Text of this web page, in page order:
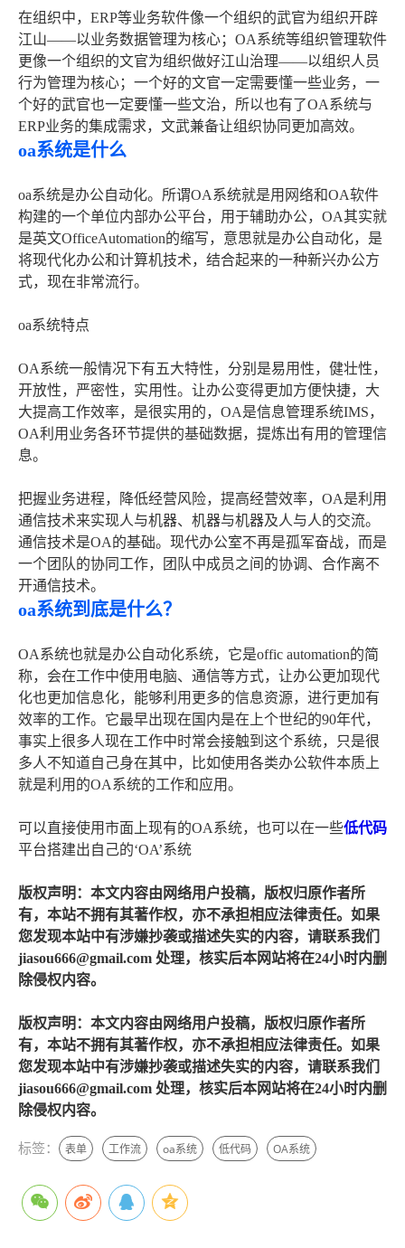
在组织中，ERP等业务软件像一个组织的武官为组织开辟
江山——以业务数据管理为核心；OA系统等组织管理软件
更像一个组织的文官为组织做好江山治理——以组织人员
行为管理为核心；一个好的文官一定需要懂一些业务，一
个好的武官也一定要懂一些文治，所以也有了OA系统与
ERP业务的集成需求，文武兼备让组织协同更加高效。
oa系统是什么
oa系统是办公自动化。所谓OA系统就是用网络和OA软件
构建的一个单位内部办公平台，用于辅助办公，OA其实就
是英文OfficeAutomation的缩写，意思就是办公自动化，是
将现代化办公和计算机技术，结合起来的一种新兴办公方
式，现在非常流行。
oa系统特点
OA系统一般情况下有五大特性，分别是易用性，健壮性，
开放性，严密性，实用性。让办公变得更加方便快捷，大
大提高工作效率，是很实用的，OA是信息管理系统IMS，
OA利用业务各环节提供的基础数据，提炼出有用的管理信
息。
把握业务进程，降低经营风险，提高经营效率，OA是利用
通信技术来实现人与机器、机器与机器及人与人的交流。
通信技术是OA的基础。现代办公室不再是孤军奋战，而是
一个团队的协同工作，团队中成员之间的协调、合作离不
开通信技术。
oa系统到底是什么？
OA系统也就是办公自动化系统，它是offic automation的简
称，会在工作中使用电脑、通信等方式，让办公更加现代
化也更加信息化，能够利用更多的信息资源，进行更加有
效率的工作。它最早出现在国内是在上个世纪的90年代，
事实上很多人现在工作中时常会接触到这个系统，只是很
多人不知道自己身在其中，比如使用各类办公软件本质上
就是利用的OA系统的工作和应用。
可以直接使用市面上现有的OA系统，也可以在一些低代码
平台搭建出自己的‘OA’系统
版权声明：本文内容由网络用户投稿，版权归原作者所
有，本站不拥有其著作权，亦不承担相应法律责任。如果
您发现本站中有涉嫌抄袭或描述失实的内容，请联系我们
jiasou666@gmail.com 处理，核实后本网站将在24小时内删
除侵权内容。
版权声明：本文内容由网络用户投稿，版权归原作者所
有，本站不拥有其著作权，亦不承担相应法律责任。如果
您发现本站中有涉嫌抄袭或描述失实的内容，请联系我们
jiasou666@gmail.com 处理，核实后本网站将在24小时内删
除侵权内容。
标签： 表单 工作流 oa系统 低代码 OA系统